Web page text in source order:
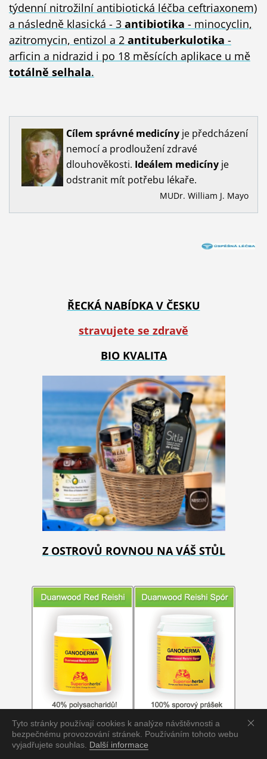
Tyto stránky používají cookies k analýze návštěvnosti a
bezpečnému provozování stránek. Používáním tohoto webu
vyjadřujete souhlas. Další informace
týdenní nitrožilní antibiotická léčba ceftriaxonem)
a následně klasická - 3 antibiotika - minocyclin,
azitromycin, entizol a 2 antituberkulotika -
arficin a nidrazid i po 18 měsících aplikace u mě
totálně selhala.
Cílem správné medicíny je předcházení
nemocí a prodloužení zdravé
dlouhověkosti. Ideálem medicínyje
odstranit mít potřebu lékaře.
MUDr. William J. Mayo
ŘECKÁ NABÍDKA V ČESKU
stravujete se zdravě
BIO KVALITA
Z OSTROVŮ ROVNOU NA VÁŠ STŮL